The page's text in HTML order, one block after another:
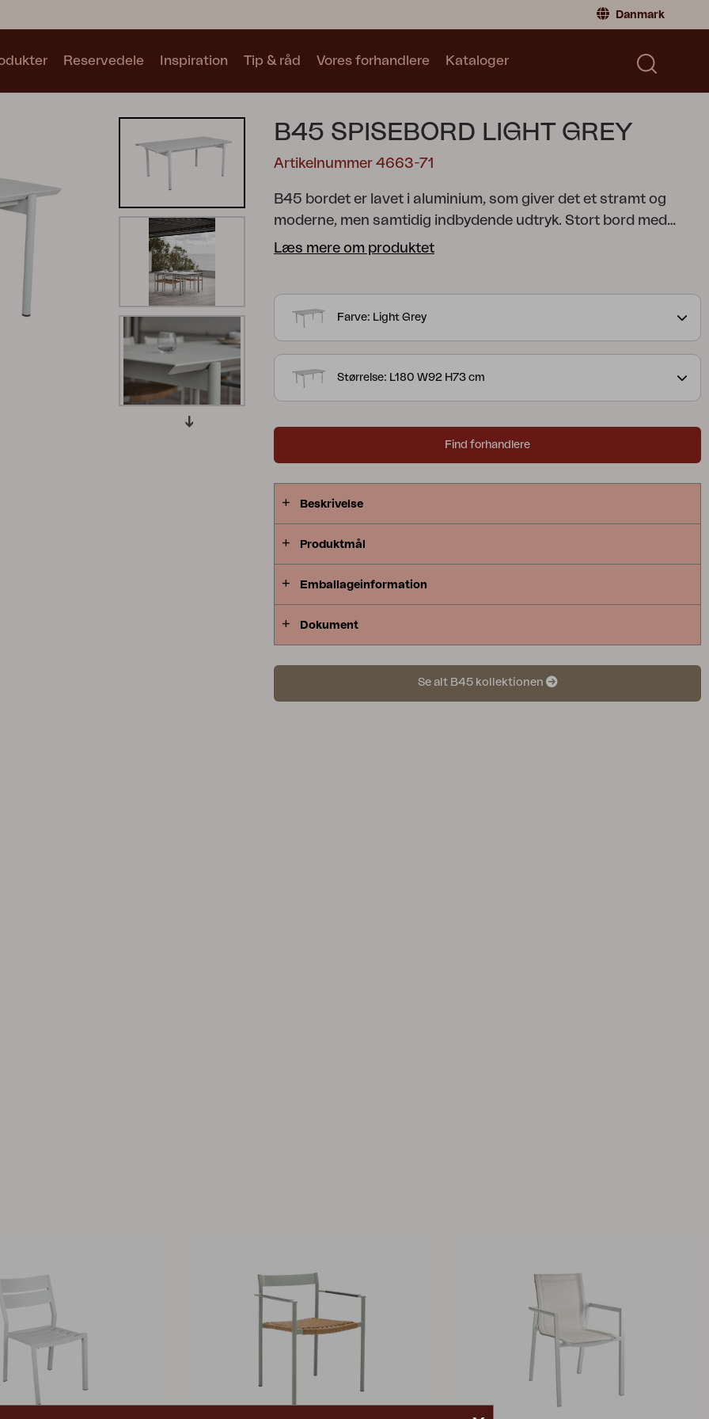
Danmark
Sverige |Sweden
Frankrig|France
Samlinger
Se alle samlinger
Blixt
Grower Greens
Kataloger
Reservedele Inspiration Tip & råd Vores forhandlere Kataloger
B45 SPISEBORD LIGHT GREY
Artikelnummer 4663-71
B45 bordet er lavet i aluminium, som giver det et stramt og
moderne, men samtidig indbydende udtryk. Stort bord med
plads til mange. Takket være den lydabsorberende farve på
at afstanden mellem bordbenene er den samme. En
iøjnefaldende detalje er bordpladens kanter, der har en elegant
Læs mere om produktet
Farve: Light Grey
Størrelse: L180 W92 H73 cm
Find forhandlere
Beskrivelse
Produktmål
Emballageinformation
Dokument
Se alt B45 kollektionen